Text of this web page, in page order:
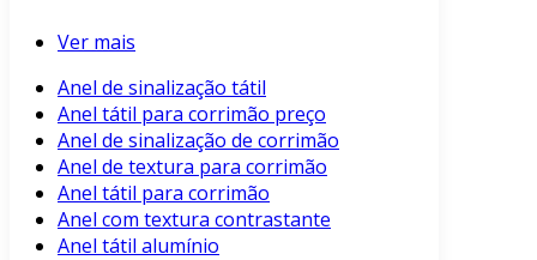
Ver mais
Anel de sinalização tátil
Anel tátil para corrimão preço
Anel de sinalização de corrimão
Anel de textura para corrimão
Anel tátil para corrimão
Anel com textura contrastante
Anel tátil alumínio